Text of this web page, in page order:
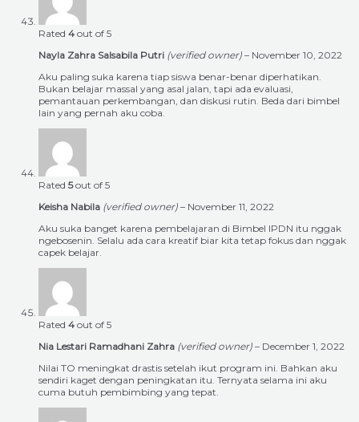
Rated 4 out of 5
Nayla Zahra Salsabila Putri (verified owner) – November 10, 2022
Aku paling suka karena tiap siswa benar-benar diperhatikan.
Bukan belajar massal yang asal jalan, tapi ada evaluasi,
pemantauan perkembangan, dan diskusi rutin. Beda dari bimbel
lain yang pernah aku coba.
Rated 5out of 5
Keisha Nabila (verified owner) – November 11, 2022
Aku suka banget karena pembelajaran di Bimbel IPDN itu nggak
ngebosenin. Selalu ada cara kreatif biar kita tetap fokus dan nggak
capek belajar.
Rated 4 out of 5
Nia Lestari Ramadhani Zahra (verified owner) – December 1, 2022
Nilai TO meningkat drastis setelah ikut program ini. Bahkan aku
sendiri kaget dengan peningkatan itu. Ternyata selama ini aku
cuma butuh pembimbing yang tepat.